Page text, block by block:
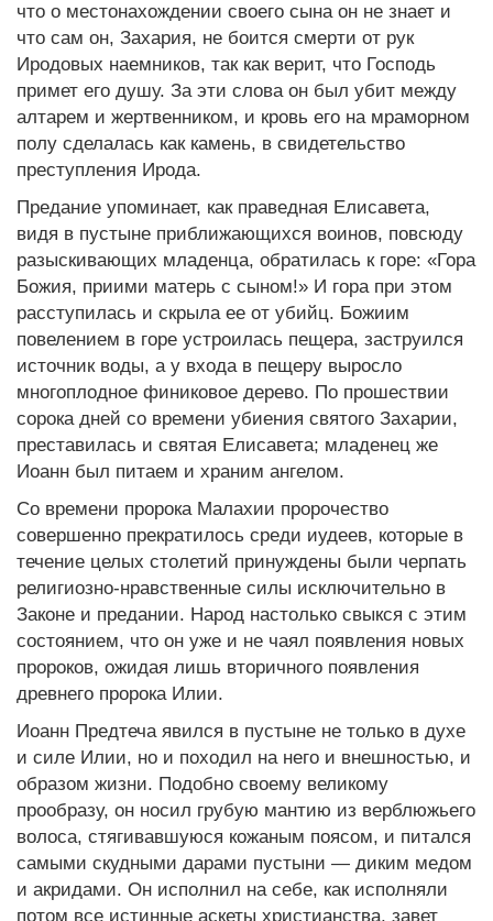
что о местонахождении своего сына он не знает и
что сам он, Захария, не боится смерти от рук
Иродовых наемников, так как верит, что Господь
примет его душу. За эти слова он был убит между
алтарем и жертвенником, и кровь его на мраморном
полу сделалась как камень, в свидетельство
преступления Ирода.
Предание упоминает, как праведная Елисавета,
видя в пустыне приближающихся воинов, повсюду
разыскивающих младенца, обратилась к горе: «Гора
Божия, приими матерь с сыном!» И гора при этом
расступилась и скрыла ее от убийц. Божиим
повелением в горе устроилась пещера, заструился
источник воды, а у входа в пещеру выросло
многоплодное финиковое дерево. По прошествии
сорока дней со времени убиения святого Захарии,
преставилась и святая Елисавета; младенец же
Иоанн был питаем и храним ангелом.
Со времени пророка Малахии пророчество
совершенно прекратилось среди иудеев, которые в
течение целых столетий принуждены были черпать
религиозно-нравственные силы исключительно в
Законе и предании. Народ настолько свыкся с этим
состоянием, что он уже и не чаял появления новых
пророков, ожидая лишь вторичного появления
древнего пророка Илии.
Иоанн Предтеча явился в пустыне не только в духе
и силе Илии, но и походил на него и внешностью, и
образом жизни. Подобно своему великому
прообразу, он носил грубую мантию из верблюжьего
волоса, стягивавшуюся кожаным поясом, и питался
самыми скудными дарами пустыни — диким медом
и акридами. Он исполнил на себе, как исполняли
потом все истинные аскеты христианства, завет